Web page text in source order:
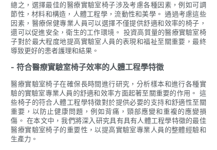
總之，選擇最佳的醫療實驗室椅子涉及考慮各種因素，例如可調
節性，材料和構造，人體工程學，流動性和美學。 通過考慮這些
因素，醫療保健專業人員可以選擇不僅提供舒適和效率的椅子，
還可以促進安全，衛生的工作環境。 投資高質量的醫療實驗室椅
子對於最大程度地提高實驗室人員的表現和福祉至關重要，最終
導致更好的患者護理和結果。
- 符合醫療實驗室椅子效率的人體工程學特徵
醫療實驗室椅子在確保長時間進行研究，分析樣本和進行各種實
驗的實驗室專業人員的舒適和效率方面起著至關重要的作用。 這
些椅子的符合人體工程學特徵對於提供必要的支持和舒適性至關
重要，以防止健康問題，例如背痛，頸部應變和重複的應變損
傷。 在本文中，我們將深入研究具有具有人體工程學特徵的最佳
醫療實驗室椅子的重要性，以提高實驗室專業人員的整體經驗和
生產力。